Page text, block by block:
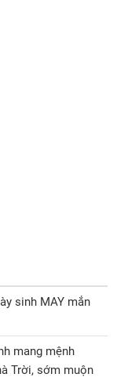
sinh MAY mắn
mang mệnh
Trời, sớm muộn